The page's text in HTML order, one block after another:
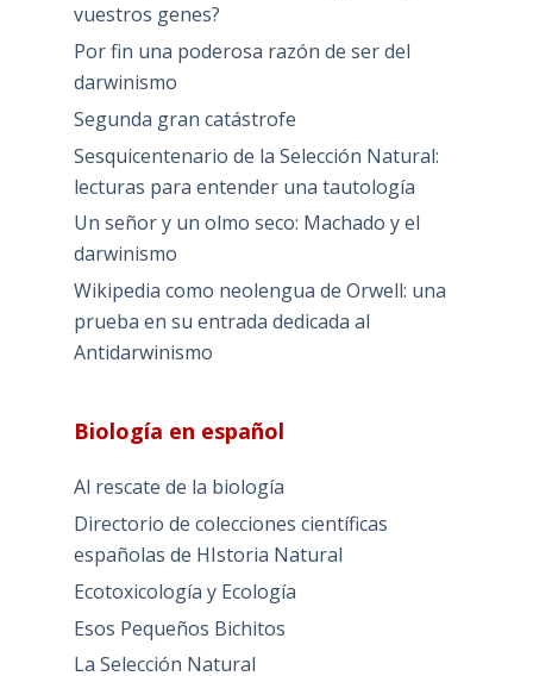
vuestros genes?
Por fin una poderosa razón de ser del
darwinismo
Segunda gran catástrofe
Sesquicentenario de la Selección Natural:
lecturas para entender una tautología
Un señor y un olmo seco: Machado y el
darwinismo
Wikipedia como neolengua de Orwell: una
prueba en su entrada dedicada al
Antidarwinismo
Biología en español
Al rescate de la biología
Directorio de colecciones científicas
españolas de HIstoria Natural
Ecotoxicología y Ecología
Esos Pequeños Bichitos
La Selección Natural